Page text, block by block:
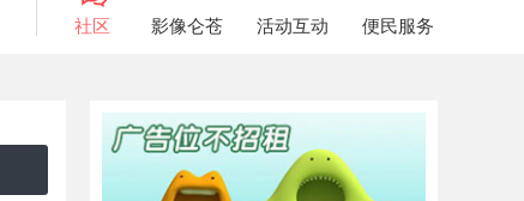
社区
影像仑苍
活动互动 便民服务